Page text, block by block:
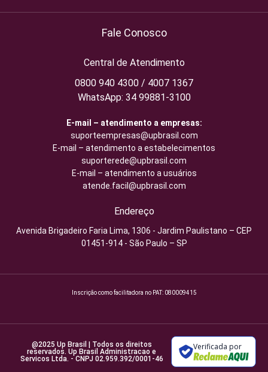
Fale Conosco
Central de Atendimento
0800 940 4300 / 4007 1367
WhatsApp: 34 99881-3100
E-mail – atendimento a empresas:
suporteempresas@upbrasil.com
E-mail – atendimento a estabelecimentos
suporterede@upbrasil.com
E-mail – atendimento a usuários
atende.facil@upbrasil.com
Endereço
Avenida Brigadeiro Faria Lima, 1306 - Jardim Paulistano – CEP
01451-914 - São Paulo – SP
Inscrição como facilitadora no PAT: 080009415
@2025 Up Brasil | Todos os direitos
reservados. Up Brasil Administracao e
Servicos Ltda. - CNPJ 02.959.392/0001-46
Verificada por